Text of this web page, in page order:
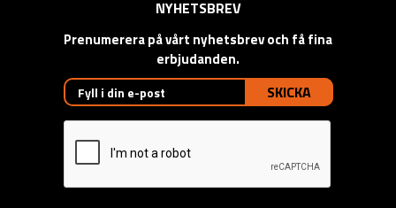
NYHETSBREV
Prenumerera på vårt nyhetsbrev och få fina
erbjudanden.
SKICKA